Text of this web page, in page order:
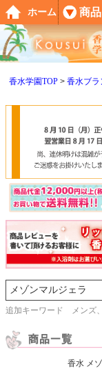
香水学園TOP 香水ブラ
追加キーワード メンズ
香水 メ
ホーム 商